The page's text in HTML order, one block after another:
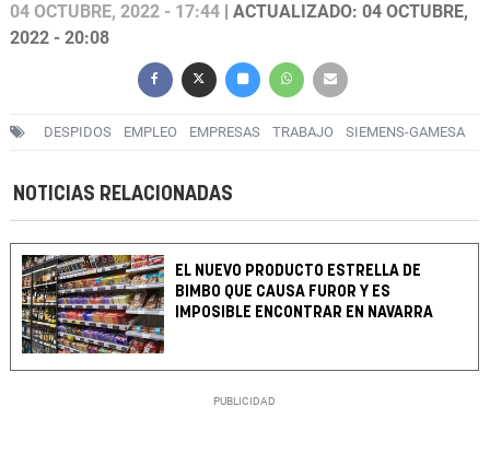
04 OCTUBRE, 2022 - 17:44 | ACTUALIZADO: 04 OCTUBRE,
2022 - 20:08
DESPIDOS EMPLEO EMPRESAS TRABAJO SIEMENS-GAMESA
NOTICIAS RELACIONADAS
EL NUEVO PRODUCTO ESTRELLA DE
BIMBO QUE CAUSA FUROR Y ES
IMPOSIBLE ENCONTRAR EN NAVARRA